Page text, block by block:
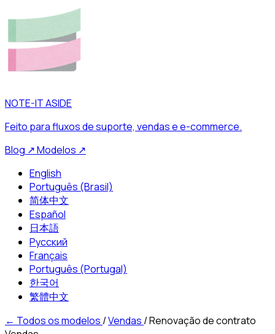
NOTE-IT ASIDE
Feito para fluxos de suporte, vendas e e-commerce.
Blog ↗Modelos ↗
English
Português (Brasil)
简体中文
Español
日本語
Русский
Français
Português (Portugal)
한국어
繁體中文
← Todos os modelos /Vendas /Renovação de contrato